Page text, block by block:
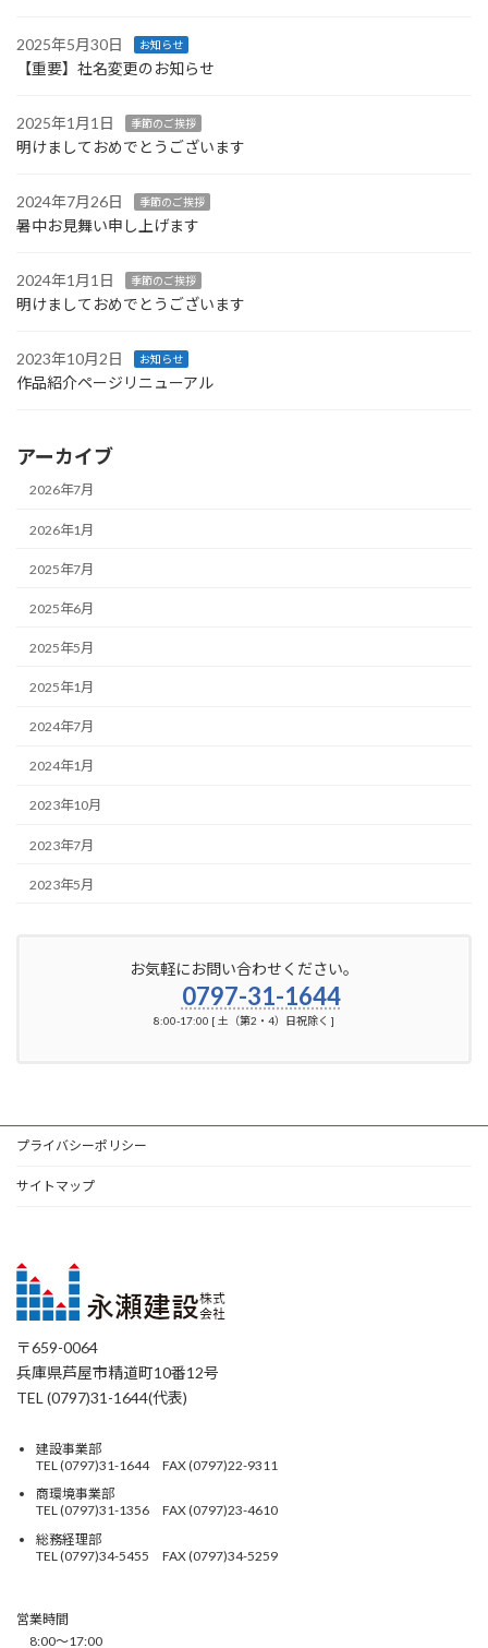
2025年5月30日 お知らせ
【重要】社名変更のお知らせ
2025年1月1日 季節のご挨拶
明けましておめでとうございます
2024年7月26日 季節のご挨拶
暑中お見舞い申し上げます
2024年1月1日 季節のご挨拶
明けましておめでとうございます
2023年10月2日 お知らせ
作品紹介ページリニューアル
アーカイブ
2026年7月
2026年1月
2025年7月
2025年6月
2025年5月
2025年1月
2024年7月
2024年1月
2023年10月
2023年7月
2023年5月
お気軽にお問い合わせください。
0797-31-1644
8:00-17:00 [ 土（第2・4）日祝除く ]
プライバシーポリシー
サイトマップ
〒659-0064
兵庫県芦屋市精道町10番12号
TEL (0797)31-1644(代表)
建設事業部
TEL (0797)31-1644 FAX (0797)22-9311
商環境事業部
TEL (0797)31-1356 FAX (0797)23-4610
総務経理部
TEL (0797)34-5455 FAX (0797)34-5259
営業時間
8:00〜17:00